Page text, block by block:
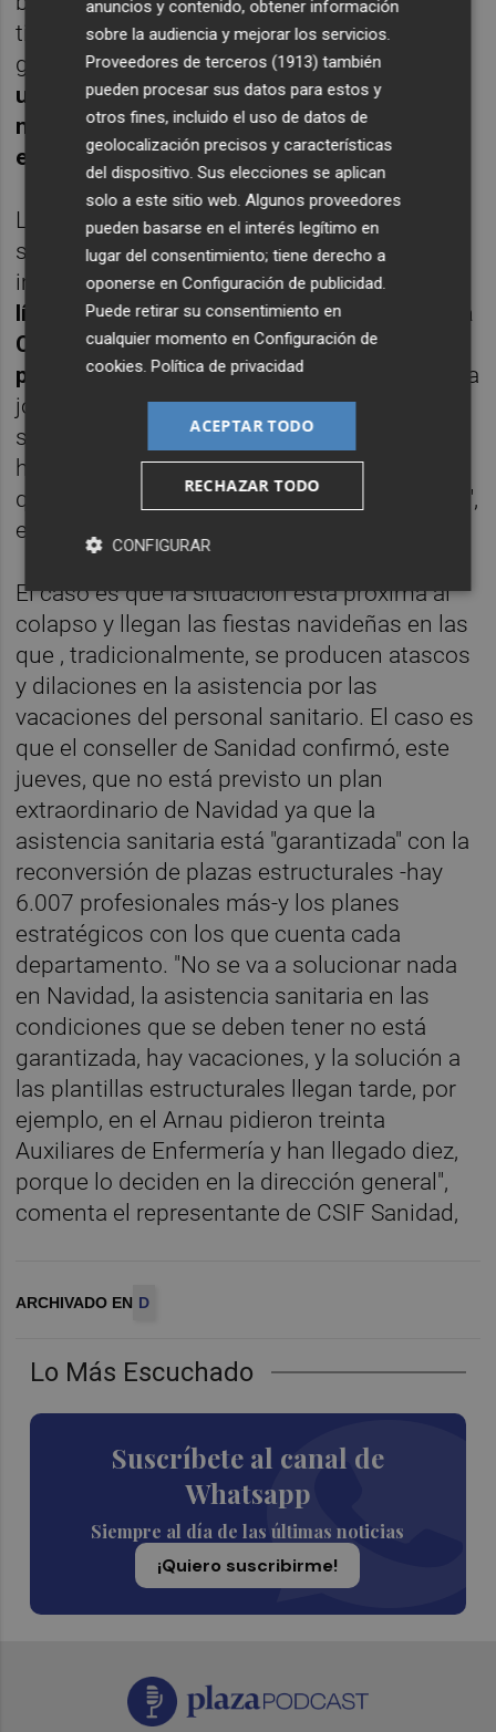
Lo Más Escuchado
Suscríbete al canal de
Whatsapp
Siempre al día de las últimas noticias
¡Quiero suscribirme!
tiene alrededor, que tiene las direcciones
generales que son burócratas,Mínguez es
un profesional pero su equipo es estático y
no vive la realidad, el conseller se
encuentra solo", sostiene García.
Los sindicatos buscan soluciones para no
sumarse a la huelga y hay puntos
imprescindibles. "Hay una propuesta que es
línea roja, la de 35 horas semanales, pero la
Conselleria dice que, ahora mismo, no
puede
, es fundamental porque aparte de una
jornada digna, ahora mismo, los turnos y la
situación de estrés es tremenda pero lo que
hace falta es más plantilla estructural en la
que necesitamos unas 7.500 personas más",
explica García.
El caso es que la situación está próxima al
colapso y llegan las fiestas navideñas en las
que , tradicionalmente, se producen atascos
y dilaciones en la asistencia por las
vacaciones del personal sanitario. El caso es
que el conseller de Sanidad confirmó, este
jueves, que no está previsto un plan
extraordinario de Navidad ya que la
asistencia sanitaria está "garantizada" con la
reconversión de plazas estructurales -hay
6.007 profesionales más-y los planes
estratégicos con los que cuenta cada
departamento. "No se va a solucionar nada
en Navidad, la asistencia sanitaria en las
condiciones que se deben tener no está
garantizada, hay vacaciones, y la solución a
las plantillas estructurales llegan tarde, por
ejemplo, en el Arnau pidieron treinta
Auxiliares de Enfermería y han llegado diez,
porque lo deciden en la dirección general",
comenta el representante de CSIF Sanidad,
ARCHIVADO EN D
anuncios y contenido, obtener información
sobre la audiencia y mejorar los servicios.
Proveedores de terceros (1913) también
pueden procesar sus datos para estos y
otros fines, incluido el uso de datos de
geolocalización precisos y características
del dispositivo. Sus elecciones se aplican
solo a este sitio web. Algunos proveedores
pueden basarse en el interés legítimo en
lugar del consentimiento; tiene derecho a
oponerse enConfiguración de publicidad
Puede retirar su consentimiento en
cualquier momento enConfiguración de
cookies .Política de privacidad
ACEPTAR TODO
RECHAZAR TODO
CONFIGURAR